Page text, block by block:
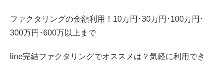
ファクタリングの金額利用！10万円･30万円･100万円･
300万円･600万以上まで
line完結ファクタリングでオススメは？気軽に利用でき